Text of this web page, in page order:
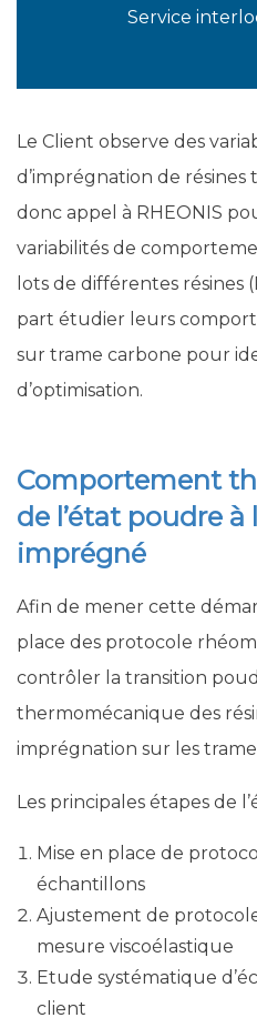
Service
Le Client observe des
d’imprégnation de
donc appel à RHEONIS
variabilités de
lots de différentes résines
part étudier leurs
sur trame carbone pour
d’optimisation.
Comportement
de l’état poudre
imprégné
Afin de mener cette
place des protocole
contrôler la transition
thermomécanique des
imprégnation sur les
Les principales étapes de
Mise en place de
échantillons
Ajustement de
mesure viscoélastique
Etude systématique
client